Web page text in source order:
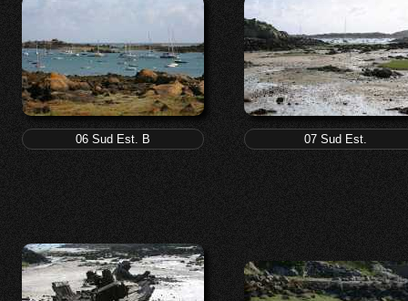
06 Sud Est. B 07 Sud Est.